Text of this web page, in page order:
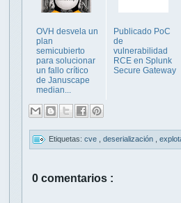
OVH desvela un
plan
semicubierto
para solucionar
un fallo crítico
de Januscape
median...
Publicado PoC
de
vulnerabilidad
RCE en Splunk
Secure Gateway
Etiquetas: cve deserialización
0 comentarios :